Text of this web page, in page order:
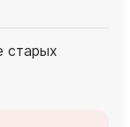
старых